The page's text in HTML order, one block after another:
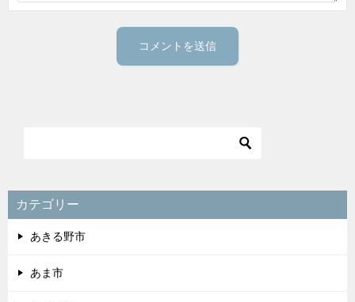
カテゴリー
あきる野市
あま市